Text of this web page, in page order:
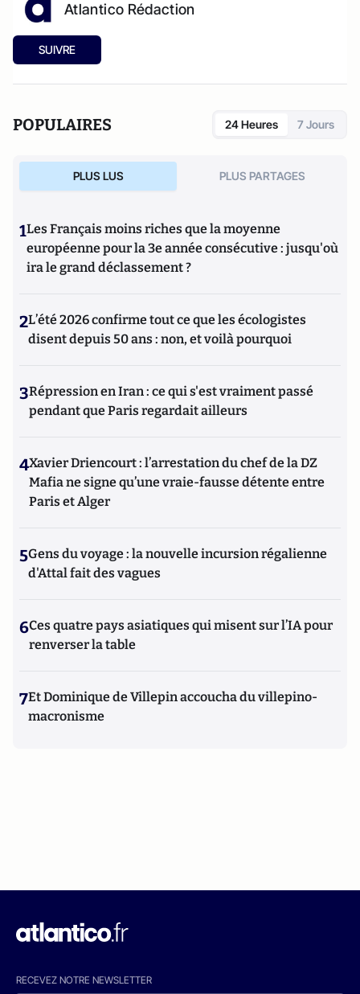
Atlantico Rédaction
SUIVRE
POPULAIRES 24 Heures 7 Jours
PLUS LUS PLUS PARTAGES
1Les Français moins riches que la moyenne
européenne pour la 3e année consécutive : jusqu'où
ira le grand déclassement ?
2L’été 2026 confirme tout ce que les écologistes
disent depuis 50 ans : non, et voilà pourquoi
3Répression en Iran : ce qui s'est vraiment passé
pendant que Paris regardait ailleurs
4Xavier Driencourt : l’arrestation du chef de la DZ
Mafia ne signe qu’une vraie-fausse détente entre
Paris et Alger
5Gens du voyage : la nouvelle incursion régalienne
d'Attal fait des vagues
6Ces quatre pays asiatiques qui misent sur l’IA pour
renverser la table
7Et Dominique de Villepin accoucha du villepino-
macronisme
RECEVEZ NOTRE NEWSLETTER